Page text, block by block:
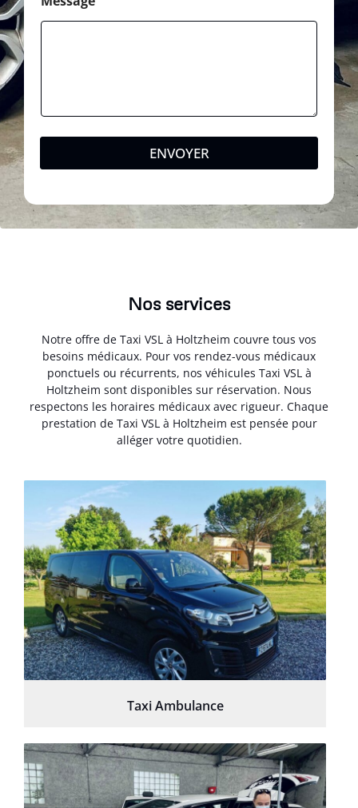
ENVOYER
Nos services
Notre offre de Taxi VSL à Holtzheim couvre tous vos
besoins médicaux. Pour vos rendez-vous médicaux
ponctuels ou récurrents, nos véhicules Taxi VSL à
Holtzheim sont disponibles sur réservation. Nous
respectons les horaires médicaux avec rigueur. Chaque
prestation de Taxi VSL à Holtzheim est pensée pour
alléger votre quotidien.
Taxi Ambulance